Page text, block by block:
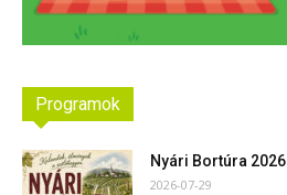
Programok
Nyári Bortúra 2026
2026-07-29